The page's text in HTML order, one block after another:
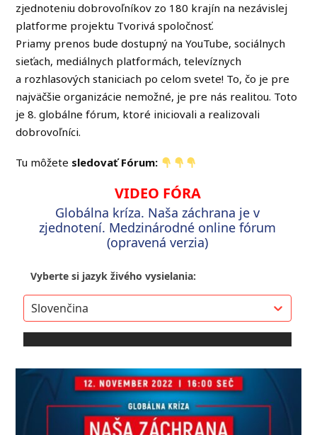
zjednoteniu dobrovoľníkov zo 180 krajín na nezávislej
platforme projektu Tvorivá spoločnosť.
Priamy prenos bude dostupný na YouTube, sociálnych
sieťach, mediálnych platformách, televíznych
a rozhlasových staniciach po celom svete! To, čo je pre
najväčšie organizácie nemožné, je pre nás realitou. Toto
je 8. globálne fórum, ktoré iniciovali a realizovali
dobrovoľníci.
Tu môžete sledovať Fórum: